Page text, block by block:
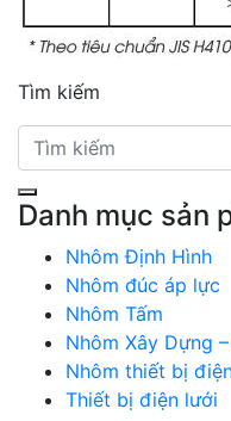
Tìm kiếm
Danh mục sản
Nhôm Định Hình
Nhôm đúc áp lực
Nhôm Tấm
Nhôm Xây Dựng
Nhôm thiết bị
Thiết bị điện lưới